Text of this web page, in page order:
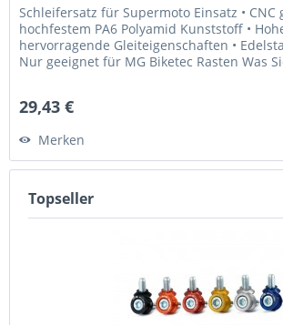
Schleifersatz für Supermoto Einsatz • CNC
hochfestem PA6 Polyamid Kunststoff •
hervorragende Gleiteigenschaften •
Nur geeignet für MG Biketec Rasten Was
29,43 €
Merken
Topseller